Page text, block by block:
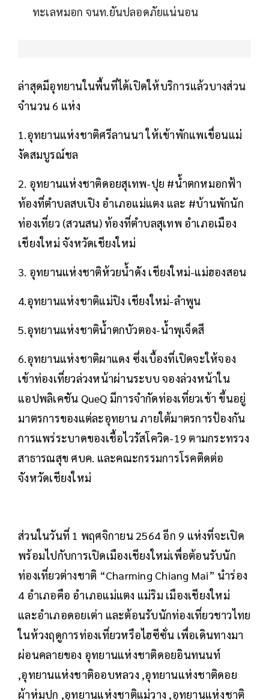
ทะเลหมอก จนท.ยันปลอดภัยแน่นอน
ล่าสุดมีอุทยานในพื้นที่ได้เปิดให้บริการแล้วบางส่วน
จำนวน 6 แห่ง
1.อุทยานแห่งชาติศรีลานนา ให้เข้าพักแพเขื่อนแม่
งัดสมบูรณ์ชล
2. อุทยานแห่งชาติดอยสุเทพ-ปุย #น้ำตกหมอกฟ้า
ท้องที่ตำบลสบเปิง อำเภอแม่แตง และ #บ้านพักนัก
ท่องเที่ยว (สวนสน) ท้องที่ตำบลสุเทพ อำเภอเมือง
เชียงใหม่ จังหวัดเชียงใหม่
3. อุทยานแห่งชาติห้วยน้ำดัง เชียงใหม่-แม่ฮองสอน
4.อุทยานแห่งชาติแม่ปิง เชียงใหม่-ลำพูน
5.อุทยานแห่งชาติน้ำตกบัวตอง-น้ำพุเจ็ดสี
6.อุทยานแห่งชาติผาแดง ซึ่งเบื้องที่เปิดจะให้จอง
เข้าท่องเที่ยวล่วงหน้าผ่านระบบ จองล่วงหน้าใน
แอปพลิเคชัน QueQ มีการจำกัดท่องเที่ยวเข้า ขึ้นอยู่
มาตรการของแต่ละอุทยาน ภายใต้มาตรการป้องกัน
การแพร่ระบาดของเชื้อไวรัสโควิด-19 ตามกระทรวง
สาธารณสุข ศบค. และคณะกรรมการโรคติดต่อ
จังหวัดเชียงใหม่
ส่วนในวันที่ 1 พฤศจิกายน 2564 อีก 9 แห่งที่จะเปิด
พร้อมไปกับการเปิดเมืองเชียงใหม่เพื่อต้อนรับนัก
ท่องเที่ยวต่างชาติ “Charming Chiang Mai” นำร่อง
4 อำเภอคือ อำเภอแม่แตง แม่ริม เมืองเชียงใหม่
และอำเภอดอยเต่า และต้อนรับนักท่องเที่ยวชาวไทย
ในห้วงฤดูการท่องเที่ยวหรือไฮซีซั่น เพื่อเดินทางมา
ผ่อนคลายของ อุทยานแห่งชาติดอยอินทนนท์
,อุทยานแห่งชาติออบหลวง ,อุทยานแห่งชาติดอย
ผ้าห่มปก ,อุทยานแห่งชาติแม่วาง ,อุทยานแห่งชาติ